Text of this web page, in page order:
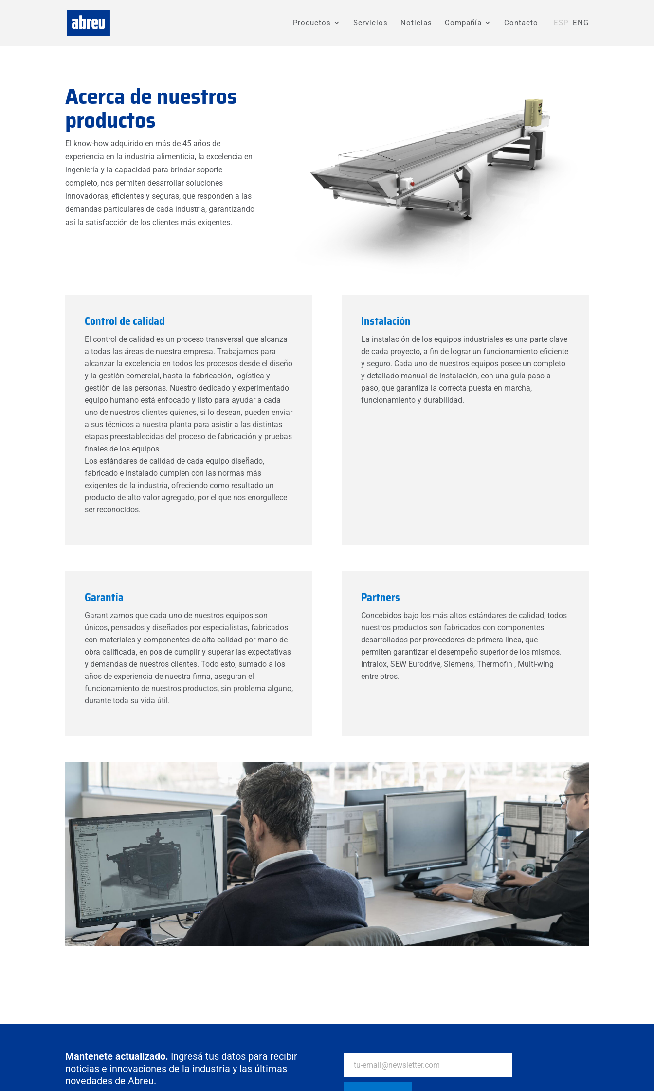
Productos Servicios Noticias Compañía Contacto ESP ENG
Acerca de nuestros
productos
El know-how adquirido en más de 45 años de
experiencia en la industria alimenticia, la excelencia en
ingeniería y la capacidad para brindar soporte
completo, nos permiten desarrollar soluciones
innovadoras, eficientes y seguras, que responden a las
demandas particulares de cada industria, garantizando
así la satisfacción de los clientes más exigentes.
Control de calidad
El control de calidad es un proceso transversal que alcanza
a todas las áreas de nuestra empresa. Trabajamos para
alcanzar la excelencia en todos los procesos desde el diseño
y la gestión comercial, hasta la fabricación, logística y
gestión de las personas. Nuestro dedicado y experimentado
equipo humano está enfocado y listo para ayudar a cada
uno de nuestros clientes quienes, si lo desean, pueden enviar
a sus técnicos a nuestra planta para asistir a las distintas
etapas preestablecidas del proceso de fabricación y pruebas
finales de los equipos.
Los estándares de calidad de cada equipo diseñado,
fabricado e instalado cumplen con las normas más
exigentes de la industria, ofreciendo como resultado un
producto de alto valor agregado, por el que nos enorgullece
ser reconocidos.
Instalación
La instalación de los equipos industriales es una parte clave
de cada proyecto, a fin de lograr un funcionamiento eficiente
y seguro. Cada uno de nuestros equipos posee un completo
y detallado manual de instalación, con una guía paso a
paso, que garantiza la correcta puesta en marcha,
funcionamiento y durabilidad.
Garantía
Garantizamos que cada uno de nuestros equipos son
únicos, pensados y diseñados por especialistas, fabricados
con materiales y componentes de alta calidad por mano de
obra calificada, en pos de cumplir y superar las expectativas
y demandas de nuestros clientes. Todo esto, sumado a los
años de experiencia de nuestra firma, aseguran el
funcionamiento de nuestros productos, sin problema alguno,
durante toda su vida útil.
Partners
Concebidos bajo los más altos estándares de calidad, todos
nuestros productos son fabricados con componentes
desarrollados por proveedores de primera línea, que
permiten garantizar el desempeño superior de los mismos.
Intralox, SEW Eurodrive, Siemens, Thermofin , Multi-wing
entre otros.
Mantenete actualizado. Ingresá tus datos para recibir
noticias e innovaciones de la industria y las últimas
novedades de Abreu.